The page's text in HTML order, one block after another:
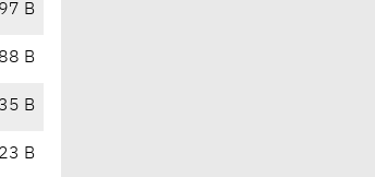
B
B
B
B